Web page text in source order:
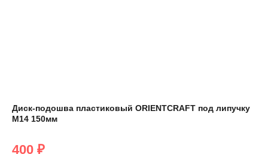
Диск-подошва пластиковый ORIENTCRAFT под липучку
М14 150мм
400 ₽